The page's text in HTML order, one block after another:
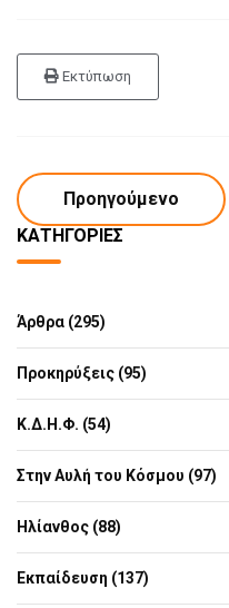
Εκτύπωση
Προηγούμενο
ΚΑΤΗΓΟΡΊΕΣ
Άρθρα (295)
Προκηρύξεις (95)
Κ.Δ.Η.Φ. (54)
Στην Αυλή του Κόσμου (97)
Ηλίανθος (88)
Εκπαίδευση (137)